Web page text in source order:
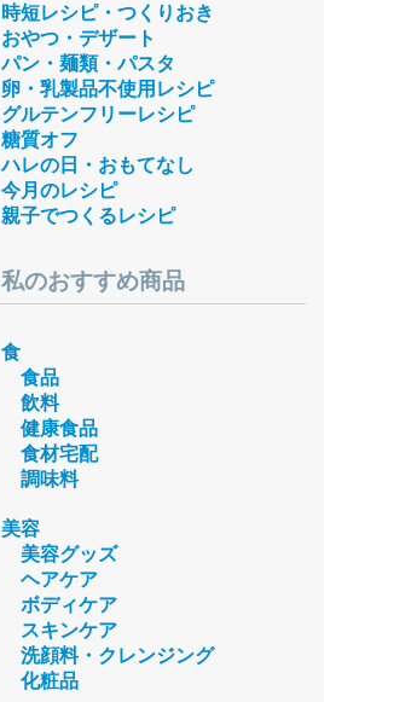
時短レシピ・つくりおき
おやつ・デザート
パン・麺類・パスタ
卵・乳製品不使用レシピ
グルテンフリーレシピ
糖質オフ
ハレの日・おもてなし
今月のレシピ
親子でつくるレシピ
私のおすすめ商品
食
食品
飲料
健康食品
食材宅配
調味料
美容
美容グッズ
ヘアケア
ボディケア
スキンケア
洗顔料・クレンジング
化粧品